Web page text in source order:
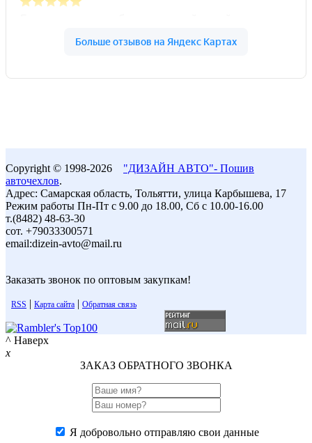
Copyright © 1998-2026 "ДИЗАЙН АВТО"- Пошив
авточехлов.
Адрес: Самарская область, Тольятти, улица Карбышева, 17
Режим работы Пн-Пт с 9.00 до 18.00, Сб с 10.00-16.00
т.(8482) 48-63-30
сот. +79033300571
email:dizein-avto@mail.ru
Заказать звонок по оптовым закупкам!
RSS | Карта сайта | Обратная связь
^ Наверх
x
ЗАКАЗ ОБРАТНОГО ЗВОНКА
Я добровольно отправляю свои данные